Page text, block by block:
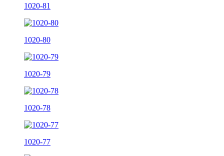
1020-81
1020-80
1020-79
1020-78
1020-77